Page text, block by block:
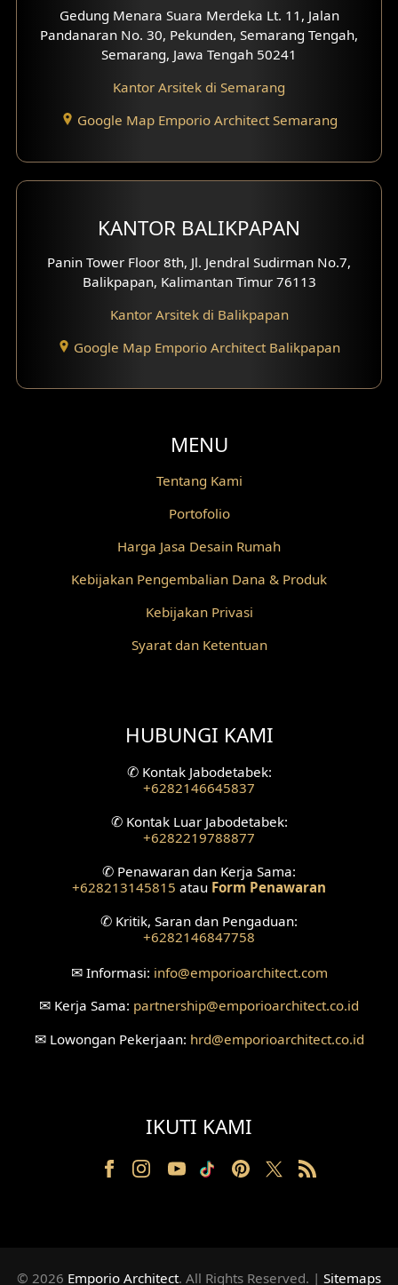
Desain Toilet Tamu
Desain Kanopi
Desain Gazebo
Desain Pantry
Fasad Rumah Villa Bali
Desain Split Level
Desain Backyard
Desain Grill Kayu
Desain Fasad Depan
Desain Rumah American Style
Desain Interior Villa
Desain Plafon
Desain Ruang Tunggu
Desain Ruang Konsultasi
Desain Ruang Receptionist
Desain Mushola
Desain Teras
Gedung Menara Suara Merdeka Lt. 11, Jalan
Pandanaran No. 30, Pekunden, Semarang Tengah,
Semarang, Jawa Tengah 50241
Kantor Arsitek di Semarang
Google Map Emporio Architect Semarang
KANTOR BALIKPAPAN
Panin Tower Floor 8th, Jl. Jendral Sudirman No.7,
Balikpapan, Kalimantan Timur 76113
Kantor Arsitek di Balikpapan
Google Map Emporio Architect Balikpapan
MENU
Tentang Kami
Portofolio
Harga Jasa Desain Rumah
Kebijakan Pengembalian Dana & Produk
Kebijakan Privasi
Syarat dan Ketentuan
HUBUNGI KAMI
✆Kontak Jabodetabek:
+6282146645837
✆Kontak Luar Jabodetabek:
+6282219788877
✆ Penawaran dan Kerja Sama:
+628213145815 atau Form Penawaran
✆ Kritik, Saran dan Pengaduan:
+6282146847758
✉Informasi: info@emporioarchitect.com
✉ Kerja Sama: partnership@emporioarchitect.co.id
✉Lowongan Pekerjaan: hrd@emporioarchitect.co.id
IKUTI KAMI
© 2026 Emporio Architect. All Rights Reserved. | Sitemaps